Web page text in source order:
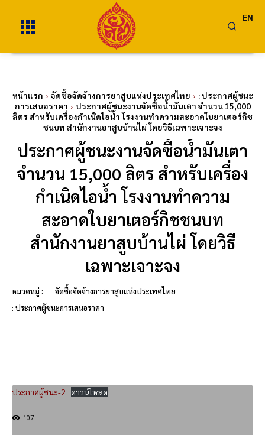
EN
หน้าแรก จัดซื้อจัดจ้างการยาสูบแห่งประเทศไทย
: ประกาศผู้ชนะ
การเสนอราคา
ประกาศผู้ชนะงานจัดซื้อน้ำมันเตา จำนวน 15,000
ลิตร สำหรับเครื่องกำเนิดไอน้ำ โรงงานทำความสะอาดใบยาเตอร์กิช
ชนบท สำนักงานยาสูบบ้านไผ่ โดยวิธีเฉพาะเจาะจง
ประกาศผู้ชนะงานจัดซื้อน้ำมันเตา
จำนวน 15,000 ลิตร สำหรับเครื่อง
กำเนิดไอน้ำ โรงงานทำความ
สะอาดใบยาเตอร์กิชชนบท
สำนักงานยาสูบบ้านไผ่ โดยวิธี
เฉพาะเจาะจง
หมวดหมู่ :
จัดซื้อจัดจ้างการยาสูบแห่งประเทศไทย
: ประกาศผู้ชนะการเสนอราคา
ประกาศผู้ชนะ-2 ดาวน์โหลด
107